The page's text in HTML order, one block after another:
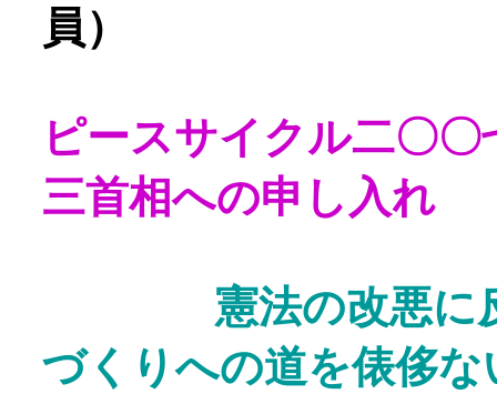
員）
ピースサイクル二〇
三首相への申し入れ
憲法の改悪に反
づくりへの道を俵侈